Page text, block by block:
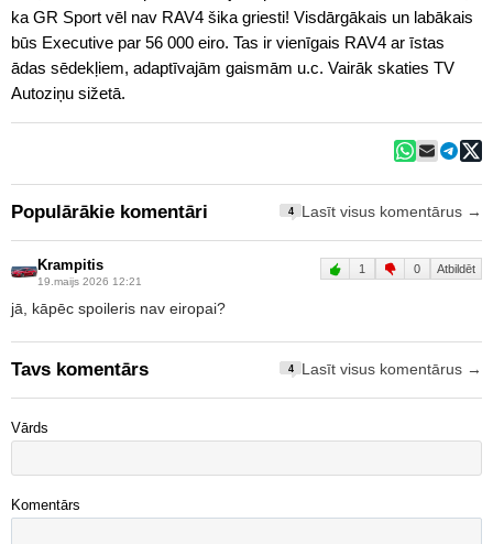
ka GR Sport vēl nav RAV4 šika griesti! Visdārgākais un labākais
būs Executive par 56 000 eiro. Tas ir vienīgais RAV4 ar īstas
ādas sēdekļiem, adaptīvajām gaismām u.c. Vairāk skaties TV
Autoziņu sižetā.
Populārākie komentāri 4 Lasīt visus komentārus →
Krampitis
19.maijs 2026 12:21
1 0 Atbildēt
jā, kāpēc spoileris nav eiropai?
Tavs komentārs 4 Lasīt visus komentārus →
Vārds
Komentārs